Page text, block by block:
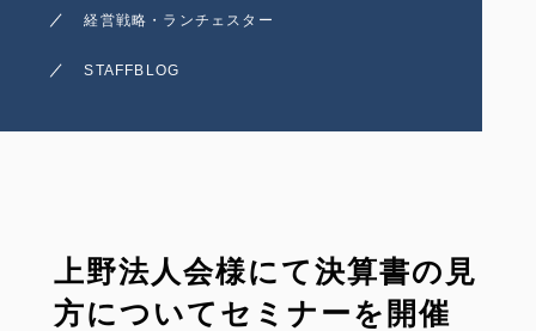
経営戦略・ランチェスター
STAFFBLOG
上野法人会様にて決算書の見
方についてセミナーを開催